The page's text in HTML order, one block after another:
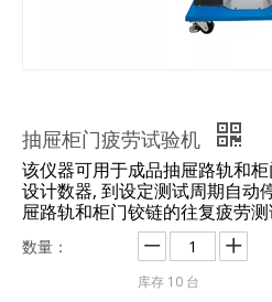
抽屉柜门疲劳试验机
该仪器可用于成品抽屉路轨和
设计数器, 到设定测试周期自动
屉路轨和柜门铰链的往复疲劳测
数量：
库存 10 台